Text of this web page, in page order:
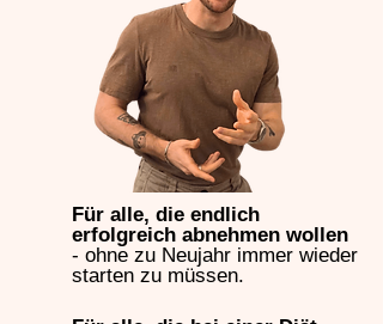
Für alle, die endlich
erfolgreich abnehmen wollen
- ohne zu Neujahr immer wieder
starten zu müssen.